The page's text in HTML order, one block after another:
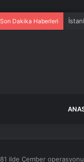
Son Dakika Haberleri
81 ilde Çember